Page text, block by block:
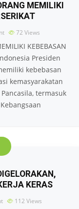
MEMILIKI
72 Views
KEBEBASAN
Presiden
kebebasan
kemasyarakatan
termasuk
KERAS
112 Views